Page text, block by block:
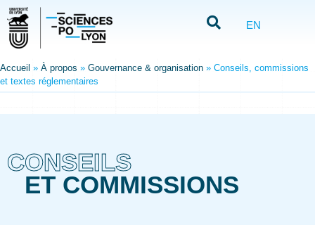
EN
Accueil » À propos » Gouvernance & organisation » Conseils, commissions
et textes réglementaires
CONSEILS
ET COMMISSIONS